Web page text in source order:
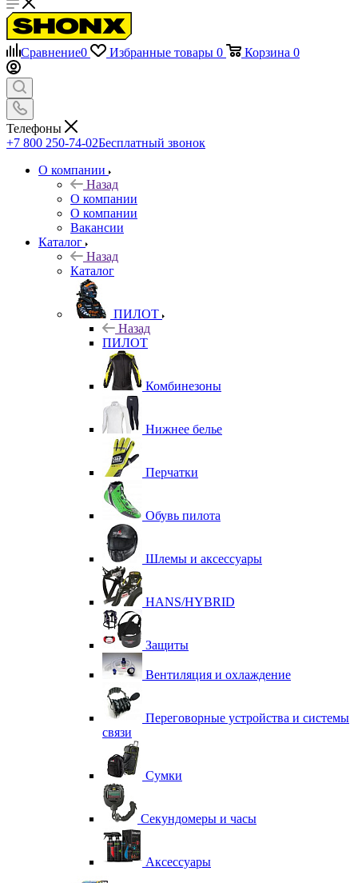
Сравнение0 Избранные товары 0 Корзина 0
Телефоны
+7 800 250-74-02Бесплатный звонок
О компании
Назад
О компании
О компании
Вакансии
Каталог
Назад
Каталог
ПИЛОТ
Назад
ПИЛОТ
Комбинезоны
Нижнее белье
Перчатки
Обувь пилота
Шлемы и аксессуары
HANS/HYBRID
Защиты
Вентиляция и охлаждение
Переговорные устройства и системы
связи
Сумки
Секундомеры и часы
Аксессуары